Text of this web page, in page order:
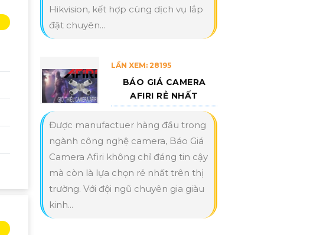
Hikvision, kết hợp cùng dịch vụ lắp
đặt chuyên...
LẦN XEM: 28195
BÁO GIÁ CAMERA
AFIRI RẺ NHẤT
Được manufactuer hàng đầu trong
ngành công nghệ camera, Báo Giá
Camera Afiri không chỉ đáng tin cậy
mà còn là lựa chọn rẻ nhất trên thị
trường. Với đội ngũ chuyên gia giàu
kinh...